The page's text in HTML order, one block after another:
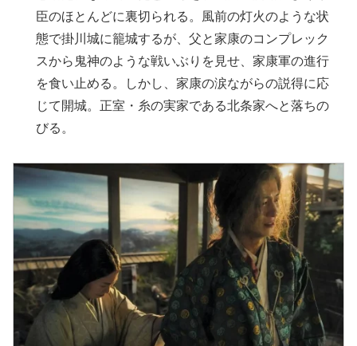
臣のほとんどに裏切られる。風前の灯火のような状
態で掛川城に籠城するが、父と家康のコンプレック
スから鬼神のような戦いぶりを見せ、家康軍の進行
を食い止める。しかし、家康の涙ながらの説得に応
じて開城。正室・糸の実家である北条家へと落ちの
びる。